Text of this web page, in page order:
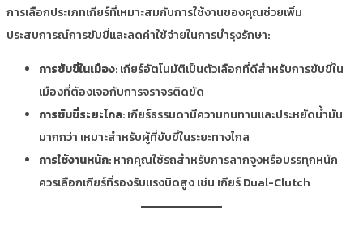
การเลือกประเภทเกียร์ที่เหมาะสมกับการใช้งานของคุณช่วยเพิ่ม
ประสบการณ์การขับขี่และลดค่าใช้จ่ายในการบำรุงรักษา:
การขับขี่ในเมือง: เกียร์อัตโนมัติเป็นตัวเลือกที่ดีสำหรับการขับขี่ใน
เมืองที่ต้องเจอกับการจราจรติดขัด
การขับขี่ระยะไกล: เกียร์ธรรมดามีความทนทานและประหยัดน้ำมัน
มากกว่า เหมาะสำหรับผู้ที่ขับขี่ในระยะทางไกล
การใช้งานหนัก: หากคุณใช้รถสำหรับการลากจูงหรือบรรทุกหนัก
ควรเลือกเกียร์ที่รองรับแรงบิดสูง เช่น เกียร์ Dual-Clutch